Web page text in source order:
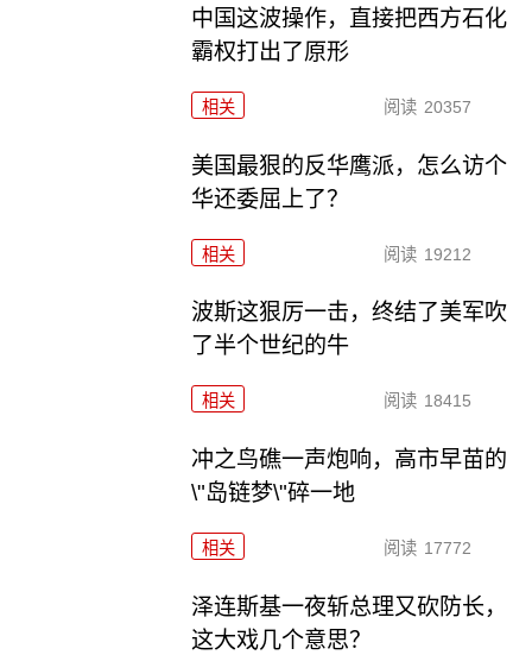
中国这波操作，直接把西方石化
霸权打出了原形
相关 阅读 20357
美国最狠的反华鹰派，怎么访个
华还委屈上了？
相关 阅读 19212
波斯这狠厉一击，终结了美军吹
了半个世纪的牛
相关 阅读 18415
冲之鸟礁一声炮响，高市早苗的
\"岛链梦\"碎一地
相关 阅读 17772
泽连斯基一夜斩总理又砍防长，
这大戏几个意思？